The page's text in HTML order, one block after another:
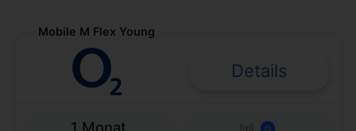
Mobile M Flex Young
Details
1 Monat